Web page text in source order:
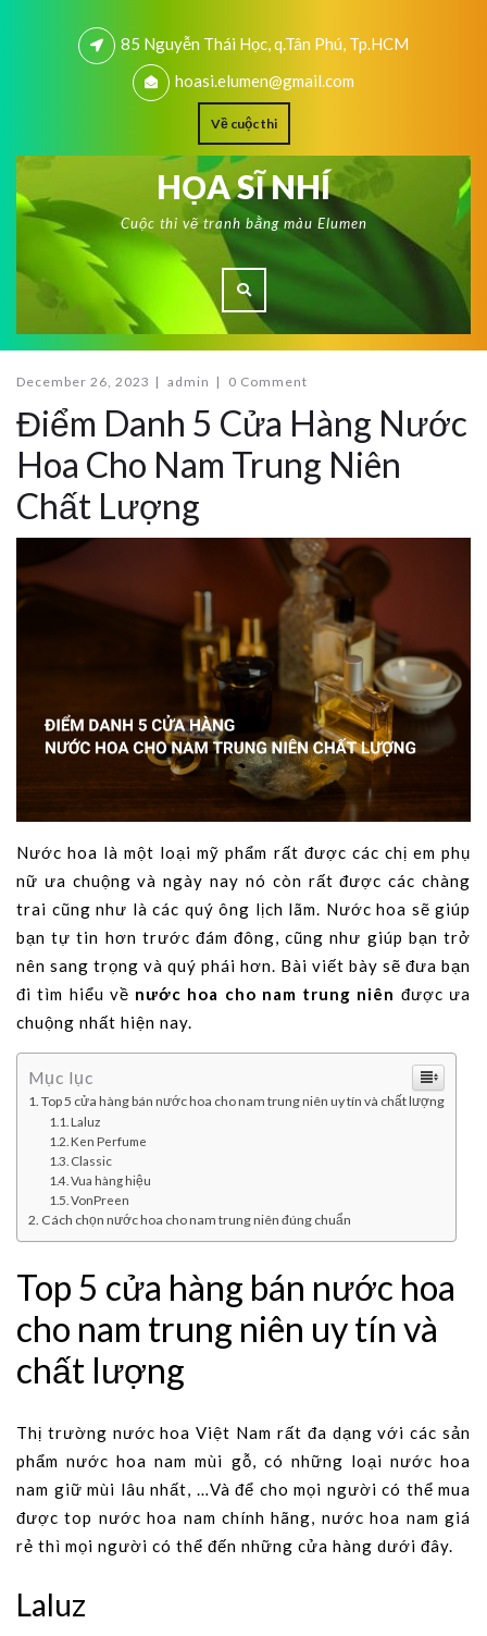
85 Nguyễn Thái Học, q.Tân Phú, Tp.HCM
hoasi.elumen@gmail.com
Về cuộc thi
HỌA SĨ NHÍ
Cuộc thi vẽ tranh bằng màu Elumen
December 26, 2023 | admin | 0 Comment
Điểm Danh 5 Cửa Hàng Nước
Hoa Cho Nam Trung Niên
Chất Lượng
Nước hoa là một loại mỹ phẩm rất được các chị em phụ
nữ ưa chuộng và ngày nay nó còn rất được các chàng
trai cũng như là các quý ông lịch lãm. Nước hoa sẽ giúp
bạn tự tin hơn trước đám đông, cũng như giúp bạn trở
nên sang trọng và quý phái hơn. Bài viết bày sẽ đưa bạn
đi tìm hiểu về nước hoa cho nam trung niên được ưa
chuộng nhất hiện nay.
Mục lục
Top 5 cửa hàng bán nước hoa cho nam trung niên uy tín và chất lượng
Laluz
Ken Perfume
Classic
Vua hàng hiệu
VonPreen
Cách chọn nước hoa cho nam trung niên đúng chuẩn
Top 5 cửa hàng bán nước hoa
cho nam trung niên uy tín và
chất lượng
Thị trường nước hoa Việt Nam rất đa dạng với các sản
phẩm nước hoa nam mùi gỗ, có những loại nước hoa
nam giữ mùi lâu nhất, …Và để cho mọi người có thể mua
được top nước hoa nam chính hãng, nước hoa nam giá
rẻ thì mọi người có thể đến những cửa hàng dưới đây.
Laluz